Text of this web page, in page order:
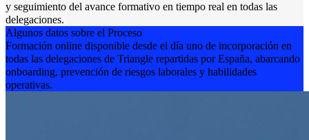
y seguimiento del avance formativo en tiempo real en todas las
delegaciones.
Algunos datos sobre el Proceso
Formación online disponible desde el día uno de incorporación en
todas las delegaciones de Triangle repartidas por España, abarcando
onboarding, prevención de riesgos laborales y habilidades
operativas.